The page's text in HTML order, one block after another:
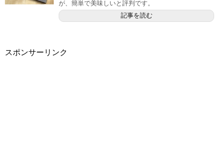
が、簡単で美味しいと評判です。
記事を読む
スポンサーリンク